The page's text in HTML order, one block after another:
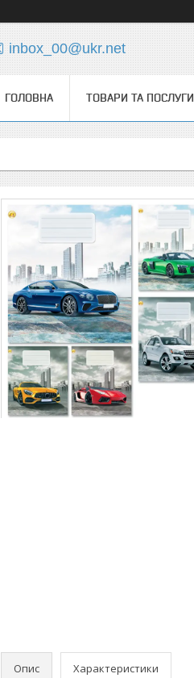
inbox_00@ukr.net
ГОЛОВНА ТОВАРИ ТА ПОСЛУГИ
Опис Характеристики